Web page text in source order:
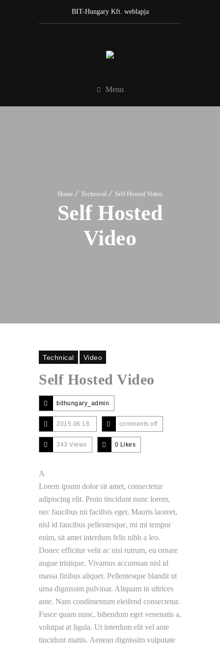
BIT-Hungary Kft. weblapja
Menu
Home Technical Self Hosted Video
Self Hosted
Video
Technical Video
Self Hosted Video
bithungary_admin
2015.06.18. comments off
343 Views 0 Likes
A
Lorem ipsum dolor sit amet, consectetur
adipiscing elit. Proin tincidunt nunc lorem,
nec faucibus mi facilisis eget. Mauris laoreet,
nisl id faucibus pellentesque, mi mi tempor
enim, sit amet interdum felis nibh a leo.
Donec efficitur velit ac nisi rutrum, eu ornare
augue tristique. Vivamus accumsan nisl id
massa finibus aliquet. Pellentesque blandit ut
urna dignissim pulvinar. Aliquam in ultrices
ante. Nam condimentum eleifend consectetur.
Fusce quam nunc, bibendum eget venenatis a,
volutpat at ligula. Ut interdum elit vel ante
tincidunt mattis. Aenean dignissim vulputate